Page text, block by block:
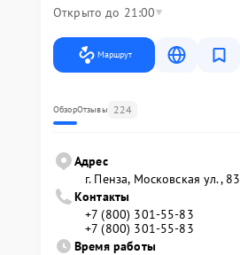
Открыто до 21:00
Маршрут
ОбзорОтзывы 224
Адрес
г. Пенза, Московская ул., 83
Контакты
+7 (800) 301-55-83
+7 (800) 301-55-83
Время работы